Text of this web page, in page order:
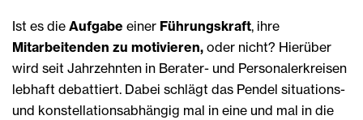
Ist es die Aufgabe einer Führungskraft, ihre
Mitarbeitenden zu motivieren, oder nicht? Hierüber
wird seit Jahrzehnten in Berater- und Personalerkreisen
lebhaft debattiert. Dabei schlägt das Pendel situations-
und konstellationsabhängig mal in eine und mal in die